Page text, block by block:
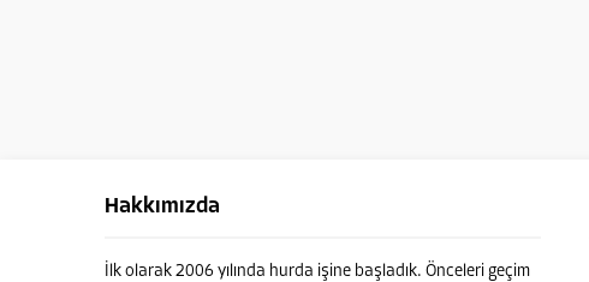
Hakkımızda
İlk olarak 2006 yılında hurda işine başladık. Önceleri geçim